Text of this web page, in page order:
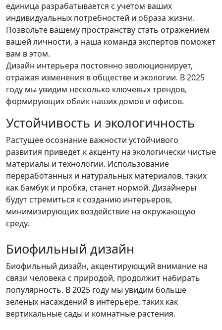
единица разрабатывается с учетом ваших
индивидуальных потребностей и образа жизни.
Позвольте вашему пространству стать отражением
вашей личности, а наша команда экспертов поможет
вам в этом.
Дизайн интерьера постоянно эволюционирует,
отражая изменения в обществе и экологии. В 2025
году мы увидим несколько ключевых трендов,
формирующих облик наших домов и офисов.
Устойчивость и экологичность
Растущее осознание важности устойчивого
развития приведет к акценту на экологически чистые
материалы и технологии. Использование
переработанных и натуральных материалов, таких
как бамбук и пробка, станет нормой. Дизайнеры
будут стремиться к созданию интерьеров,
минимизирующих воздействие на окружающую
среду.
Биофильный дизайн
Биофильный дизайн, акцентирующий внимание на
связи человека с природой, продолжит набирать
популярность. В 2025 году мы увидим больше
зеленых насаждений в интерьере, таких как
вертикальные сады и комнатные растения.